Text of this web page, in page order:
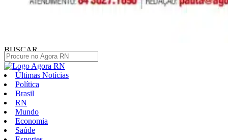
BUSCAR
Últimas Notícias
Política
Brasil
RN
Mundo
Economia
Saúde